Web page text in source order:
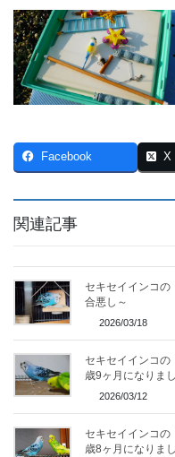
Facebook X
関連記事
セキセイインコ
合悪し～
2026/03/18
セキセイインコの
歳9ヶ月になりま
2026/03/12
セキセイインコの
歳8ヶ月になりま